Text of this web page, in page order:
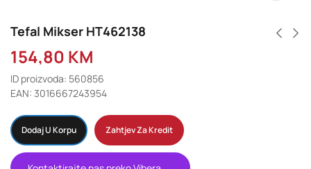
Tefal Mikser HT462138
154,80 KM
ID proizvoda: 560856
EAN: 3016667243954
Dodaj U Korpu Zahtjev Za Kredit